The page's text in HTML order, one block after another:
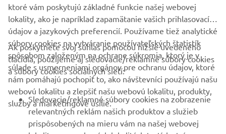
FIREMNÉ STRÁNKY
B2B
VIAC YAMAHA
ktoré vám poskytujú základné funkcie našej webovej
lokality, ako je napríklad zapamätanie vašich prihlasovacích
údajov a jazykových preferencií. Používame tiež analytické
súbory cookies na vytváranie používateľských štatistík
spôsobom založeným na ochrane súkromia, ktorý je v
súlade s usmerneniami orgánov pre ochranu údajov, ktoré
nám pomáhajú pochopiť to, ako návštevníci používajú našu
webovú lokalitu a zlepšiť našu webovú lokalitu, produkty,
služby a marketingové úsilie.
Ak poskytnete svoj súhlas pomocou nižšie uvedeného
tlačidla, použijeme aj sledovacie/reklamné súbory cookies
a súbory cookies sociálnych sietí:
Sledovacie/reklamné súbory cookies na zobrazenie
relevantných reklám našich produktov a služieb
prispôsobených na mieru vám na našej webovej